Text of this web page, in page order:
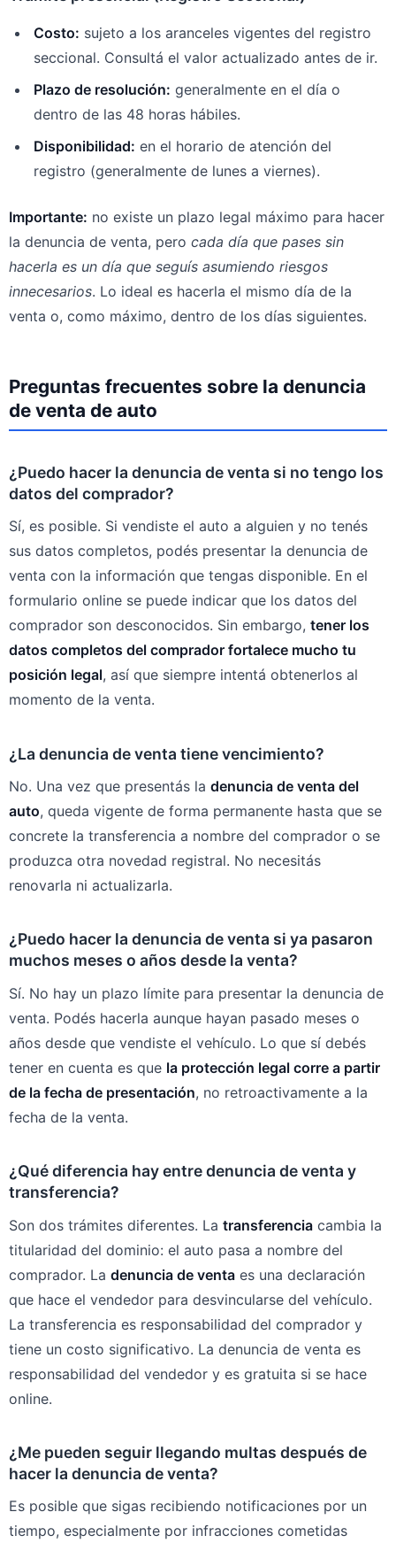
Costo: sujeto a los aranceles vigentes del registro
seccional. Consultá el valor actualizado antes de ir.
Plazo de resolución: generalmente en el día o
dentro de las 48 horas hábiles.
Disponibilidad: en el horario de atención del
registro (generalmente de lunes a viernes).
Importante: no existe un plazo legal máximo para hacer
la denuncia de venta, pero cada día que pases sin
hacerla es un día que seguís asumiendo riesgos
innecesarios. Lo ideal es hacerla el mismo día de la
venta o, como máximo, dentro de los días siguientes.
Preguntas frecuentes sobre la denuncia
de venta de auto
¿Puedo hacer la denuncia de venta si no tengo los
datos del comprador?
Sí, es posible. Si vendiste el auto a alguien y no tenés
sus datos completos, podés presentar la denuncia de
venta con la información que tengas disponible. En el
formulario online se puede indicar que los datos del
comprador son desconocidos. Sin embargo, tener los
datos completos del comprador fortalece mucho tu
posición legal, así que siempre intentá obtenerlos al
momento de la venta.
¿La denuncia de venta tiene vencimiento?
No. Una vez que presentás la denuncia de venta del
auto, queda vigente de forma permanente hasta que se
concrete la transferencia a nombre del comprador o se
produzca otra novedad registral. No necesitás
renovarla ni actualizarla.
¿Puedo hacer la denuncia de venta si ya pasaron
muchos meses o años desde la venta?
Sí. No hay un plazo límite para presentar la denuncia de
venta. Podés hacerla aunque hayan pasado meses o
años desde que vendiste el vehículo. Lo que sí debés
tener en cuenta es que la protección legal corre a partir
de la fecha de presentación, no retroactivamente a la
fecha de la venta.
¿Qué diferencia hay entre denuncia de venta y
transferencia?
Son dos trámites diferentes. La transferencia cambia la
titularidad del dominio: el auto pasa a nombre del
comprador. La denuncia de venta es una declaración
que hace el vendedor para desvincularse del vehículo.
La transferencia es responsabilidad del comprador y
tiene un costo significativo. La denuncia de venta es
responsabilidad del vendedor y es gratuita si se hace
online.
¿Me pueden seguir llegando multas después de
hacer la denuncia de venta?
Es posible que sigas recibiendo notificaciones por un
tiempo, especialmente por infracciones cometidas